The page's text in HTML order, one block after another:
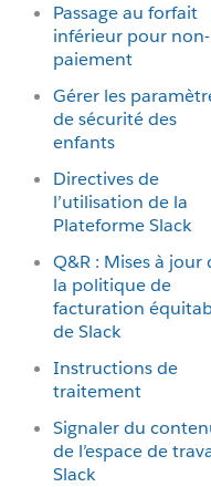
Passage au forfait
inférieur pour non-
paiement
Gérer les
de sécurité des
enfants
Directives de
l’utilisation de la
Plateforme Slack
Q&R : Mises à jour
la politique de
facturation
de Slack
Instructions de
traitement
Signaler du
de l’espace de
Slack